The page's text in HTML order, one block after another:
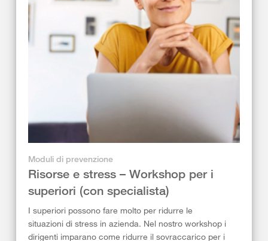
Moduli di prevenzione
Risorse e stress – Workshop per i
superiori (con specialista)
I superiori possono fare molto per ridurre le
situazioni di stress in azienda. Nel nostro workshop i
dirigenti imparano come ridurre il sovraccarico per i